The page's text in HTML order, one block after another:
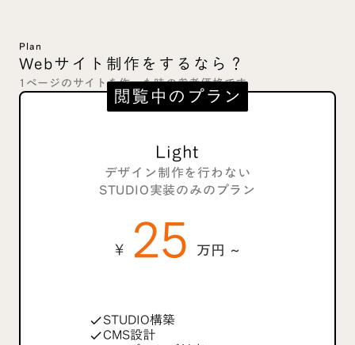
Plan
Webサイト制作をするなら？
1ページのサイトを作った時の参考価格です
Light
デザイン制作を行わない
STUDIO実装のみのプラン
¥ 25 万円 ~
checkSTUDIO構築
checkCMS設計
閲覧中のプラン